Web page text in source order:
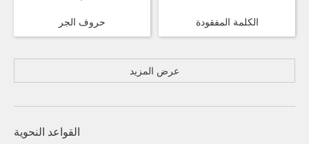
حروف الجر الكلمة المفقودة
عرض المزيد
القواعد النحوية